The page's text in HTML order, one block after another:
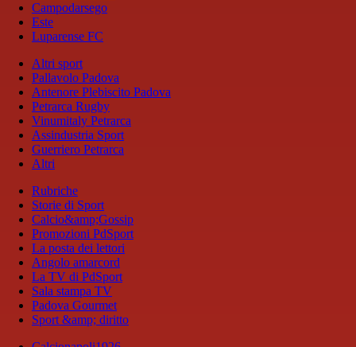
Campodarsego
Este
Luparense FC
Altri sport
Pallavolo Padova
Antenore Plebiscito Padova
Petrarca Rugby
Vinumitaly Petrarca
Assindustria Sport
Guerriero Petrarca
Altri
Rubriche
Storie di Sport
Calcio&amp;Gossip
Promozioni PdSport
La posta dei lettori
Angolo amarcord
La TV di PdSport
Sala stampa TV
Padova Gourmet
Sport &amp; diritto